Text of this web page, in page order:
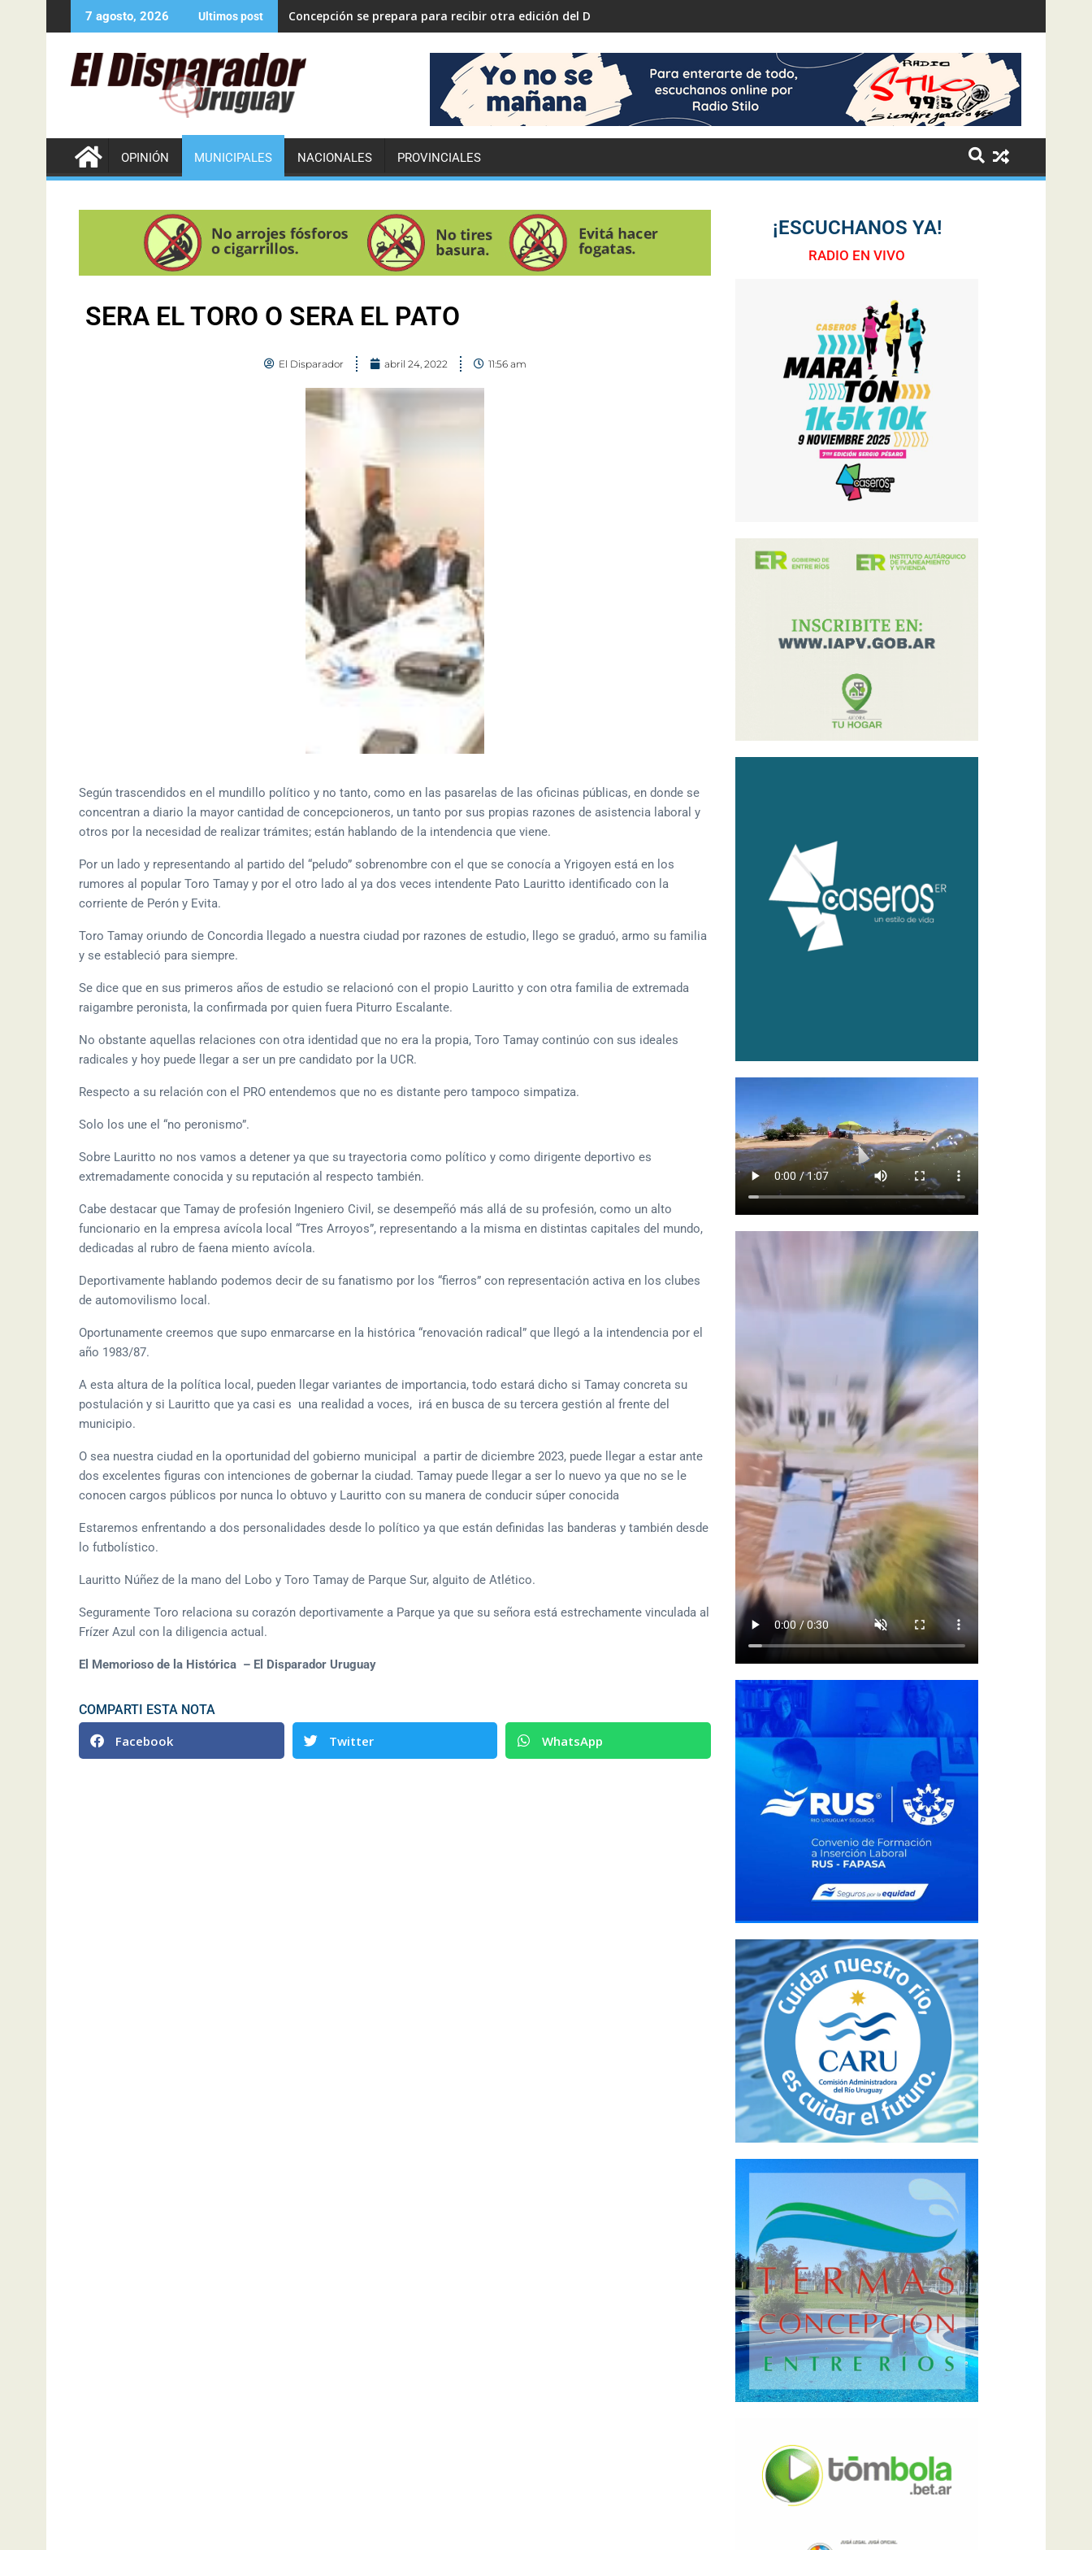
7 agosto, 2026 Ultimos post Concepción se prepara para recibir otra edición del Desafío ECO YPF
OPINIÓN MUNICIPALES NACIONALES PROVINCIALES
SERA EL TORO O SERA EL PATO
El Disparador abril 24, 2022 11:56 am
Según trascendidos en el mundillo político y no tanto, como en las pasarelas de las oficinas públicas, en donde se
concentran a diario la mayor cantidad de concepcioneros, un tanto por sus propias razones de asistencia laboral y
otros por la necesidad de realizar trámites; están hablando de la intendencia que viene.
Por un lado y representando al partido del “peludo” sobrenombre con el que se conocía a Yrigoyen está en los
rumores al popular Toro Tamay y por el otro lado al ya dos veces intendente Pato Lauritto identificado con la
corriente de Perón y Evita.
Toro Tamay oriundo de Concordia llegado a nuestra ciudad por razones de estudio, llego se graduó, armo su familia
y se estableció para siempre.
Se dice que en sus primeros años de estudio se relacionó con el propio Lauritto y con otra familia de extremada
raigambre peronista, la confirmada por quien fuera Piturro Escalante.
No obstante aquellas relaciones con otra identidad que no era la propia, Toro Tamay continúo con sus ideales
radicales y hoy puede llegar a ser un pre candidato por la UCR.
Respecto a su relación con el PRO entendemos que no es distante pero tampoco simpatiza.
Solo los une el “no peronismo”.
Sobre Lauritto no nos vamos a detener ya que su trayectoria como político y como dirigente deportivo es
extremadamente conocida y su reputación al respecto también.
Cabe destacar que Tamay de profesión Ingeniero Civil, se desempeñó más allá de su profesión, como un alto
funcionario en la empresa avícola local “Tres Arroyos”, representando a la misma en distintas capitales del mundo,
dedicadas al rubro de faena miento avícola.
Deportivamente hablando podemos decir de su fanatismo por los “fierros” con representación activa en los clubes
de automovilismo local.
Oportunamente creemos que supo enmarcarse en la histórica “renovación radical” que llegó a la intendencia por el
año 1983/87.
A esta altura de la política local, pueden llegar variantes de importancia, todo estará dicho si Tamay concreta su
postulación y si Lauritto que ya casi es una realidad a voces, irá en busca de su tercera gestión al frente del
municipio.
O sea nuestra ciudad en la oportunidad del gobierno municipal a partir de diciembre 2023, puede llegar a estar ante
dos excelentes figuras con intenciones de gobernar la ciudad. Tamay puede llegar a ser lo nuevo ya que no se le
conocen cargos públicos por nunca lo obtuvo y Lauritto con su manera de conducir súper conocida
Estaremos enfrentando a dos personalidades desde lo político ya que están definidas las banderas y también desde
lo futbolístico.
Lauritto Núñez de la mano del Lobo y Toro Tamay de Parque Sur, alguito de Atlético.
Seguramente Toro relaciona su corazón deportivamente a Parque ya que su señora está estrechamente vinculada al
Frízer Azul con la diligencia actual.
El Memorioso de la Histórica – El Disparador Uruguay
COMPARTI ESTA NOTA
Facebook Twitter WhatsApp
¡ESCUCHANOS YA!
RADIO EN VIVO